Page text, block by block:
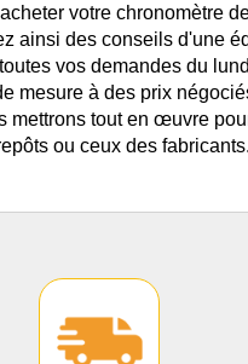
votre chronomètre
ainsi des conseils d'une
vos demandes du
mesure à des prix
mettrons tout en œuvre
ou ceux des fabricants.